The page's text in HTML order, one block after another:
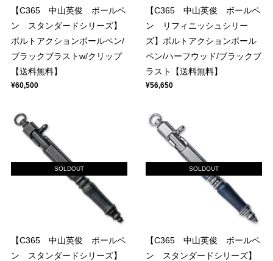
【C365 中山英俊 ボールペ
ン スタンダードシリーズ】
ボルトアクションボールペン/
ブラックブラストw/クリップ
【送料無料】
¥60,500
【C365 中山英俊 ボールペ
ン リフィニッシュシリー
ズ】ボルトアクションボール
ペン/ハーフウッド/ブラックブ
ラスト【送料無料】
¥56,650
SOLDOUT
【C365 中山英俊 ボールペ
ン スタンダードシリーズ】
SOLDOUT
【C365 中山英俊 ボールペ
ン スタンダードシリーズ】